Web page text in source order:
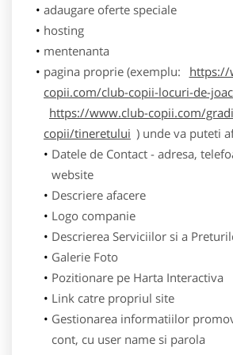
adaugare oferte speciale
hosting
mentenanta
pagina proprie (exemplu:
https://
copii.com/club-copii-locuri-de-
https://www.club-copii.com/
copii/tineretului ) unde va puteti
Datele de Contact - adresa,
website
Descriere afacere
Logo companie
Descrierea Serviciilor si a
Galerie Foto
Pozitionare pe Harta Interactiva
Link catre propriul site
Gestionarea informatiilor
cont, cu user name si parola